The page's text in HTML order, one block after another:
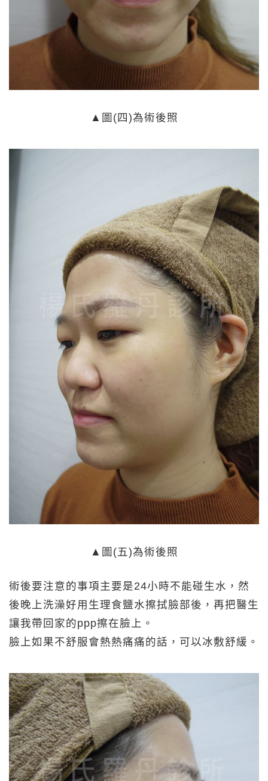
▲圖(四)為術後照
▲圖(五)為術後照
術後要注意的事項主要是24小時不能碰生水，然
後晚上洗澡好用生理食鹽水擦拭臉部後，再把醫生
讓我帶回家的ppp擦在臉上。
臉上如果不舒服會熱熱痛痛的話，可以冰敷舒緩。